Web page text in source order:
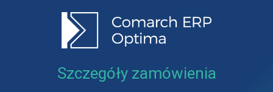
Szczegóły zamówienia